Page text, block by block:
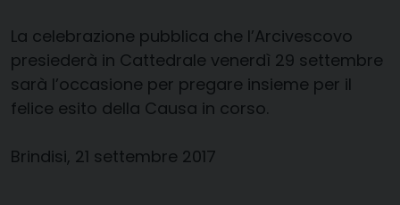
La celebrazione pubblica che l’Arcivescovo
presiederà in Cattedrale venerdì 29 settembre
sarà l’occasione per pregare insieme per il
felice esito della Causa in corso.
Brindisi, 21 settembre 2017